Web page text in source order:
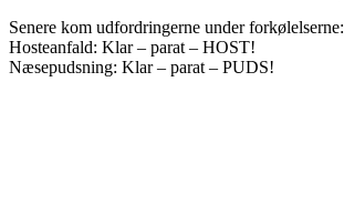
Senere kom udfordringerne under forkølelserne:
Hosteanfald: Klar – parat – HOST!
Næsepudsning: Klar – parat – PUDS!